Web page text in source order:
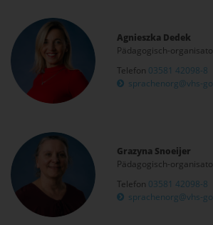
Agnieszka Dedek
Pädagogisch-
Telefon 03581 42098-8
sprachenorg@vhs-
Grazyna Snoeijer
Pädagogisch-
Telefon 03581 42098-8
sprachenorg@vhs-